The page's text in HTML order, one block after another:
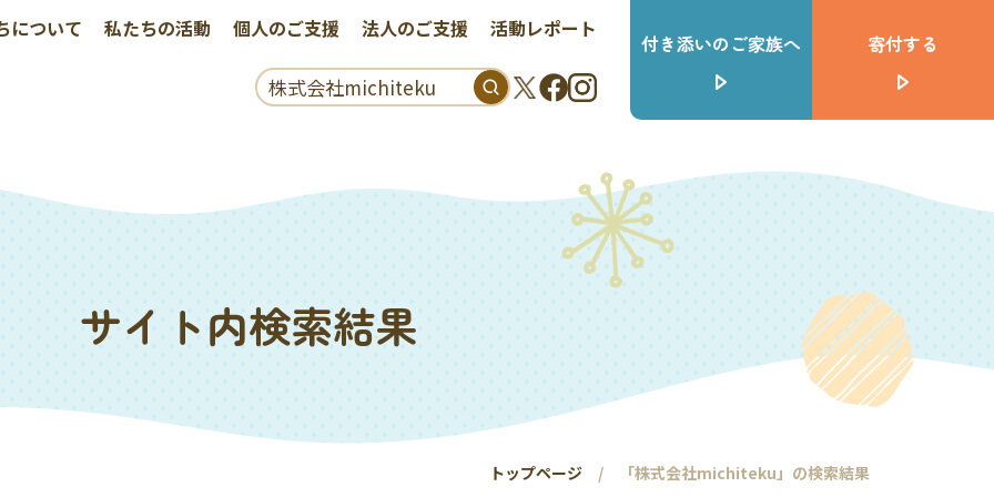
について 私たちの活動 個人のご支援 法人のご支援 活動レポート
付き添いのご家族へ 寄付する
サイト内検索結果
トップページ 「株式会社michiteku」の検索結果